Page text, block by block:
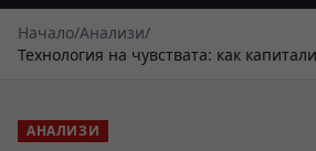
Начало/Анализи/
Технология на чувствата: как
АНАЛИЗИ